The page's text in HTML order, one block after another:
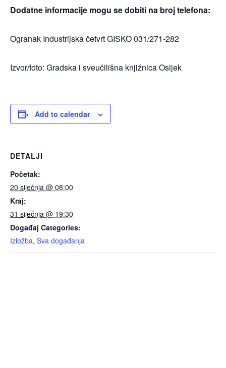
Dodatne informacije mogu se dobiti na broj telefona:
Ogranak Industrijska četvrt GISKO 031/271-282
Izvor/foto: Gradska i sveučilišna knjižnica Osijek
Add to calendar
DETALJI
Početak:
20 siječnja @ 08:00
Kraj:
31 siječnja @ 19:30
Događaj Categories:
Izložba, Sva događanja